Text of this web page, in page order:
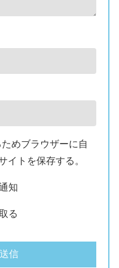
めブラウザーに自
イトを保存する。
知
る